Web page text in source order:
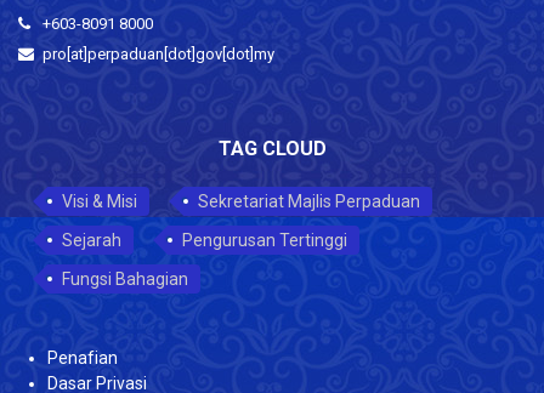
+603-8091 8000
pro[at]perpaduan[dot]gov[dot]my
TAG CLOUD
Visi & Misi
Sekretariat Majlis Perpaduan
Sejarah
Pengurusan Tertinggi
Fungsi Bahagian
Penafian
Dasar Privasi